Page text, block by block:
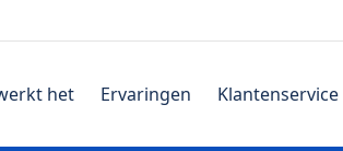
het Ervaringen Klantenservice